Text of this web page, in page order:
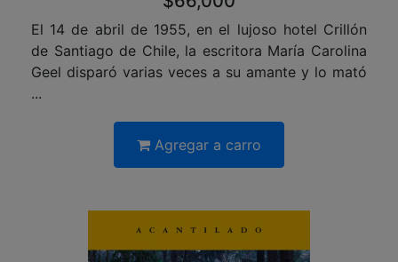
El 14 de abril de 1955, en el lujoso hotel Crillón
de Santiago de Chile, la escritora María Carolina
Geel disparó varias veces a su amante y lo mató
...
Agregar a carro